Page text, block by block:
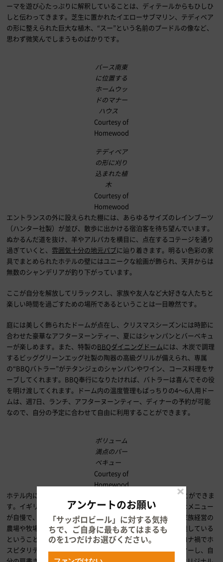
ーマを遊び心たっぷりに解釈していることは、ディテールからもひしひ
しと伝わってきます。芝生に置かれたイエローサブマリン、テディベア
の形に整えられた巨大な植木、“スー”という名前のプードルの像など、
思わず微笑んでしまうものばかりです。
バース南東
に位置する
ホームウッ
ドのマナー
ハウス
Courtesy of
Homewood
テディベア
の形に刈り
込まれた植
木
Courtesy of
Homewood
エントランスの外に設えられた棚には、あらゆるサイズのレインブーツ
（ハンター社製）が並び、散歩に出かける宿泊客を待ち望んでいます。
ぬかるんだ道を抜け、羊やアルパカを横目に、点在するコテージを通り
過ぎていくと、 雰囲気十分の地元パブに辿り着きます。明るい色彩の家
具でまとめられたホテルの壁にはユニークな絵画が飾られ、天井からは
無数のシャンデリアが釣り下がっています。
ここが自分を解放してリラックスし、家族や友人など大好きな人たちと
楽しい時間を過ごすための場所であるということは一目瞭然です。
庭には美しく飾られたドームが点在し、クリスマスシーズンには時節に
合わせた豪華なアフターヌーンティー、夏にはシャンパンとバーベキュ
ーが楽しめます。また、特製のBBQダイニングドームには、木炭で調理
するビッググリーンエッグ社製の陶器の高級グリルが備えられ、専属
の“BBQバトラー”がテタンジェのシャンパンやワイン、コース料理をサ
ーブしてくれます。BBQ奉行になりたければ、バトラーは喜んでその役
を明け渡してくれます。ドーム内の温度管理もばっちりの4～6人用ドー
ムは、週7日、ランチ、アフターヌーンティー、ディナーの予約が可能
なので、自分の予定に合わせて自由に利用することができます。
ボリューム
満点のバー
ベキュー
Courtesy of
Homewood
ホテル内にあるレストラン「
」でもBBQをいただくことができま
す。イギリス料理と地中海料理をフュージョンしたユニークなメニュー
が自慢で、外のパティオにはピザ窯もあります。近隣にある家族経営の
農場や牧場に加え、最近敷地内に増設した菜園から素材を調達している
ということです。シェフのダレン・スティーブンス氏
は、コロナ禍でホ
スピタリティ業界が低迷する中、野菜やハーブの栽培をマスターし、自
アンケートのお願い
「サッポロビール」に対する気持
ちで、ご自身に最もあてはまるも
のを1つだけお選びください。